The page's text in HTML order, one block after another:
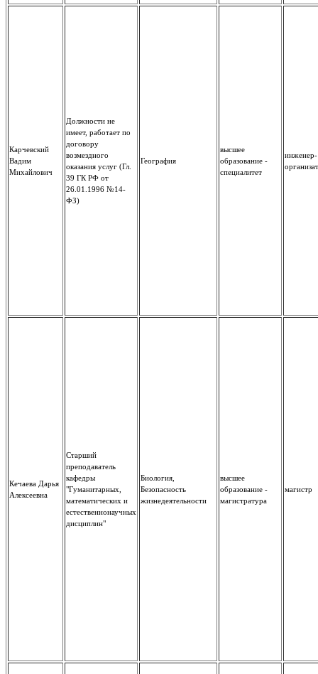
Карчевский
Вадим
Михайлович
Должности не
имеет, работает по
договору
возмездного
оказания услуг (Гл.
39 ГК РФ от
26.01.1996 №14-
ФЗ)
География
высшее
образование -
специалитет
инженер-
Кечаева Дарья
Алексеевна
Старший
преподаватель
кафедры
"Гуманитарных,
математических и
естественнонаучных
дисциплин"
Биология,
Безопасность
жизнедеятельности
высшее
образование -
магистратура
магистр